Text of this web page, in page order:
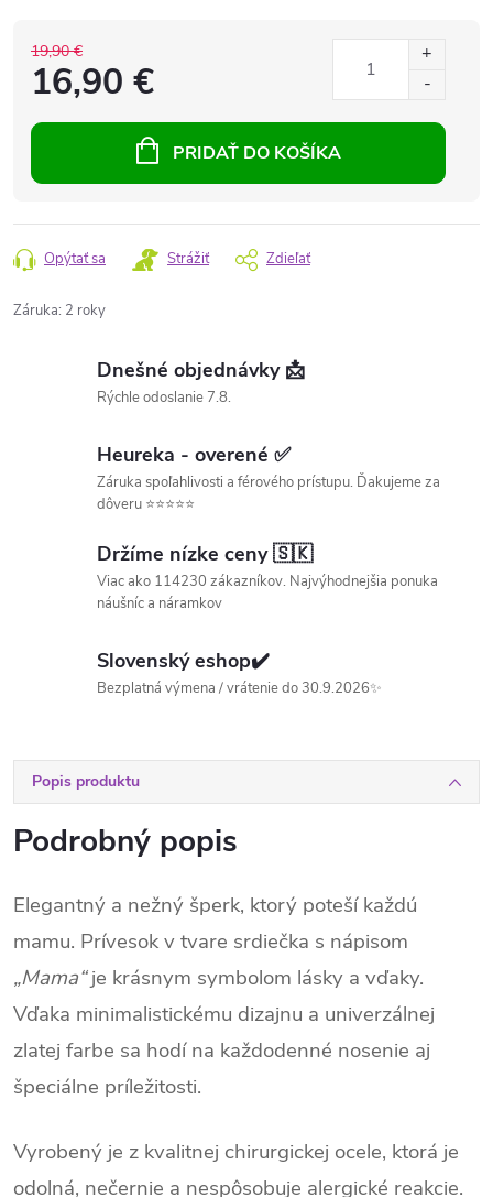
19,90 €
16,90 €
PRIDAŤ DO KOŠÍKA
Opýtať sa Strážiť Zdieľať
Záruka: 2 roky
Dnešné objednávky 📩
Rýchle odoslanie 7.8.
Heureka - overené ✅
Záruka spoľahlivosti a férového prístupu. Ďakujeme za
dôveru ⭐⭐⭐⭐⭐
Držíme nízke ceny 🇸🇰
Viac ako 114230 zákazníkov. Najvýhodnejšia ponuka
náušníc a náramkov
Slovenský eshop✔️
Bezplatná výmena / vrátenie do 30.9.2026✨
Popis produktu
Podrobný popis
Elegantný a nežný šperk, ktorý poteší každú
mamu. Prívesok v tvare srdiečka s nápisom
„Mama“je krásnym symbolom lásky a vďaky.
Vďaka minimalistickému dizajnu a univerzálnej
zlatej farbe sa hodí na každodenné nosenie aj
špeciálne príležitosti.
Vyrobený je z kvalitnej chirurgickej ocele, ktorá je
odolná, nečernie a nespôsobuje alergické reakcie.